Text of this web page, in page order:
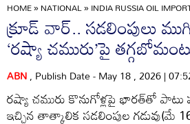
HOME»NATIONAL»INDIA RUSSIA OIL
క్రూడ్ వార్.. సడలింపులు
‘రష్యా చమురు’పై
ABN, Publish Date - May 18 , 2026 |
రష్యా చమురు కొనుగోళ్లపై భారత్‌తో పాటు
ఇచ్చిన తాత్కాలిక సడలింపుల గడువు(మే